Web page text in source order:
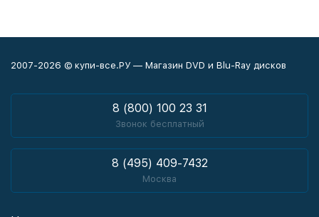
2007-2026 © купи-все.РУ — Магазин DVD и Blu-Ray дисков
8 (800) 100 23 31
Звонок бесплатный
8 (495) 409-7432
Москва